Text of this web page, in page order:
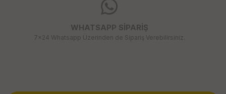
WHATSAPP SİPARİŞ
7x24 Whatsapp Üzerinden de Sipariş Verebilirsiniz.